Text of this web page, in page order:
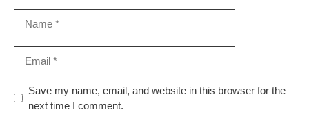
Website
Save my name, email, and website in this browser for the
next time I comment.